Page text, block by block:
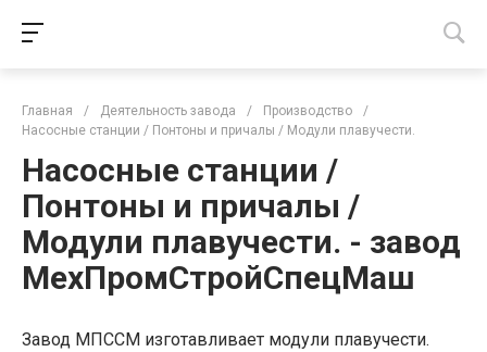
Главная / Деятельность завода / Производство
/
Насосные станции / Понтоны и причалы / Модули плавучести.
Насосные станции /
Понтоны и причалы /
Модули плавучести. - завод
МехПромСтройСпецМаш
Завод МПССМ изготавливает модули плавучести.